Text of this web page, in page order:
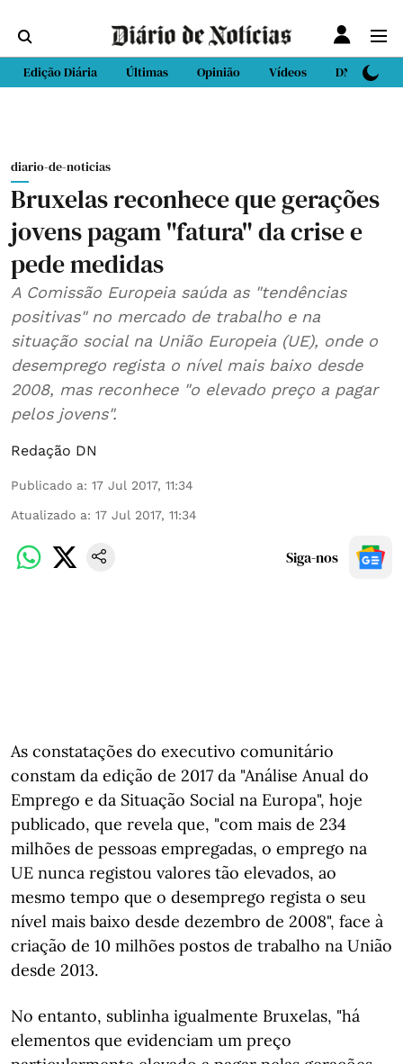
Edição Diária Últimas Opinião Vídeos DN Sport
diario-de-noticias
Bruxelas reconhece que gerações
jovens pagam "fatura" da crise e
pede medidas
A Comissão Europeia saúda as "tendências
positivas" no mercado de trabalho e na
situação social na União Europeia (UE), onde o
desemprego regista o nível mais baixo desde
2008, mas reconhece "o elevado preço a pagar
pelos jovens".
Redação DN
Publicado a: 17 Jul 2017, 11:34
Atualizado a: 17 Jul 2017, 11:34
Siga-nos
As constatações do executivo comunitário
constam da edição de 2017 da "Análise Anual do
Emprego e da Situação Social na Europa", hoje
publicado, que revela que, "com mais de 234
milhões de pessoas empregadas, o emprego na
UE nunca registou valores tão elevados, ao
mesmo tempo que o desemprego regista o seu
nível mais baixo desde dezembro de 2008", face à
criação de 10 milhões postos de trabalho na União
desde 2013.
No entanto, sublinha igualmente Bruxelas, "há
elementos que evidenciam um preço